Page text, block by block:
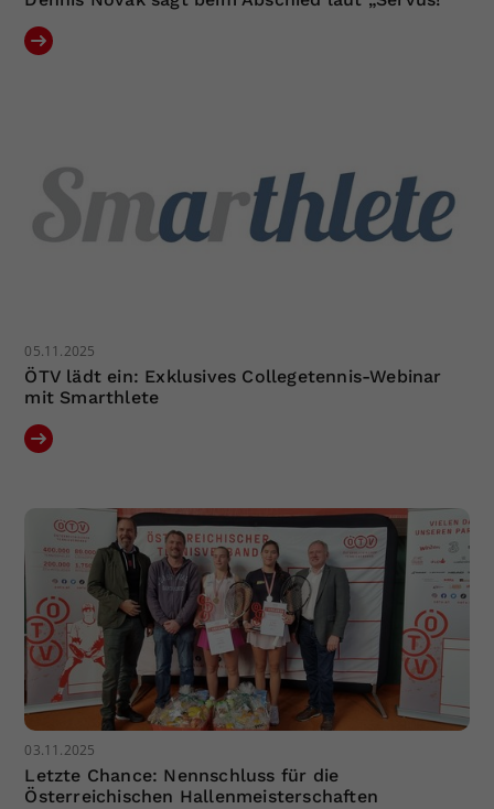
05.11.2025
ÖTV lädt ein: Exklusives Collegetennis-Webinar
mit Smarthlete
03.11.2025
Letzte Chance: Nennschluss für die
Österreichischen Hallenmeisterschaften